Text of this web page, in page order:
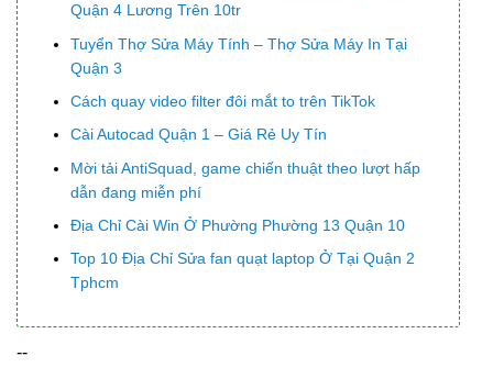
Quận 4 Lương Trên 10tr
Tuyển Thợ Sửa Máy Tính – Thợ Sửa Máy In Tại
Quận 3
Cách quay video filter đôi mắt to trên TikTok
Cài Autocad Quận 1 – Giá Rẻ Uy Tín
Mời tải AntiSquad, game chiến thuật theo lượt hấp
dẫn đang miễn phí
Địa Chỉ Cài Win Ở Phường Phường 13 Quận 10
Top 10 Địa Chỉ Sửa fan quạt laptop Ở Tại Quận 2
Tphcm
--